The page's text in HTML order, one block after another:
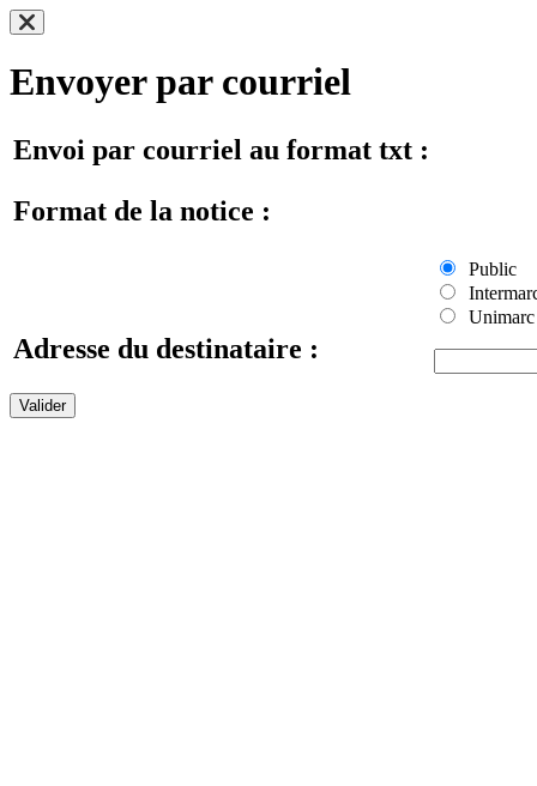
Envoyer par courriel
Envoi par courriel au format txt :
Format de la notice :
Public
Unimarc
Adresse du destinataire :